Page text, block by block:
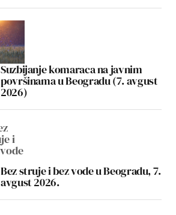
Suzbijanje komaraca na javnim
površinama u Beogradu (7. avgust
2026)
Bez struje i bez vode u Beogradu, 7.
avgust 2026.